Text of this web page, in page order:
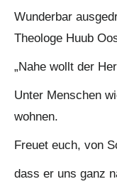
Wunderbar
Theologe Huub
„Nahe wollt der
Unter Menschen
wohnen.
Freuet euch, von
dass er uns ganz